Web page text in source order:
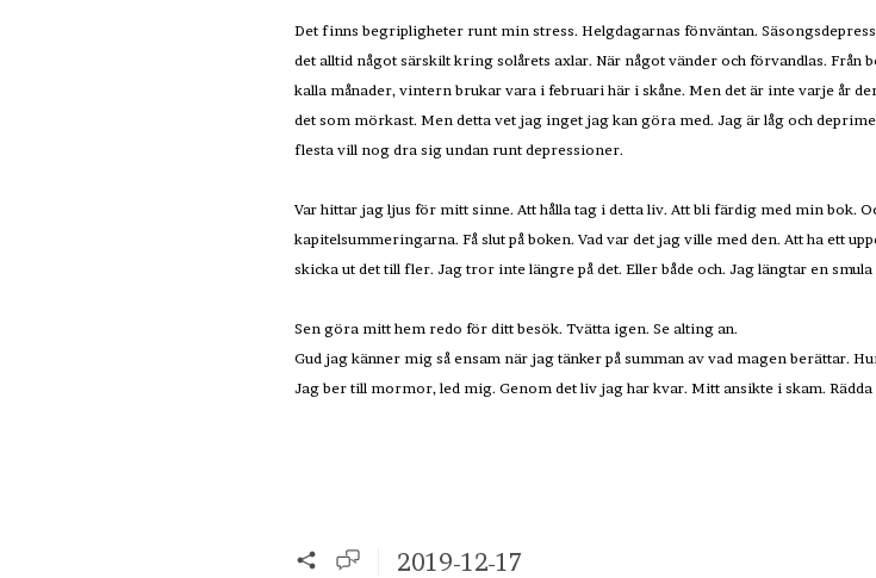
Det finns begripligheter runt min stress. Helgdagarnas fönväntan.
det alltid något särskilt kring solårets axlar. När något vänder och förvandlas.
kalla månader, vintern brukar vara i februari här i skåne. Men det är inte varje år
det som mörkast. Men detta vet jag inget jag kan göra med. Jag är låg och
flesta vill nog dra sig undan runt depressioner.
Var hittar jag ljus för mitt sinne. Att hålla tag i detta liv. Att bli färdig med min bok.
kapitelsummeringarna. Få slut på boken. Vad var det jag ville med den. Att ha ett
skicka ut det till fler. Jag tror inte längre på det. Eller både och. Jag längtar en
Sen göra mitt hem redo för ditt besök. Tvätta igen. Se alting an.
Gud jag känner mig så ensam när jag tänker på summan av vad magen berättar.
Jag ber till mormor, led mig. Genom det liv jag har kvar. Mitt ansikte i skam. Rädda
2019-12-17